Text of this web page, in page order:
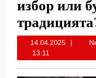
избор или
14.04.2025
13:11